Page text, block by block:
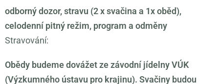
odborný dozor, stravu (2 x svačina a 1x oběd),
celodenní pitný režim, program a odměny
Stravování:
Obědy budeme dovážet ze závodní jídelny VÚK
(Výzkumného ústavu pro krajinu). Svačiny budou